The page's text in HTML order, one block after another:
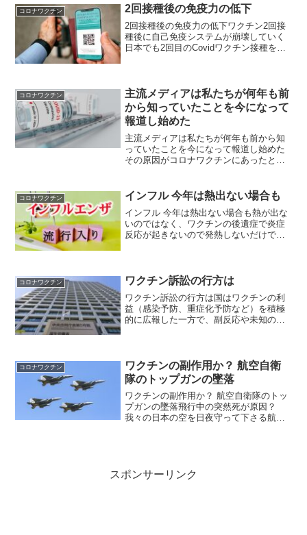
のこと」であると警告した。ピープル
ズ・ ボイス：元C...
コロナワクチン 2回接種後の免疫力の低下
2回接種後の免疫力の低下ワクチン2回接
種後に自己免疫システムが崩壊していく
日本でも2回目のCovidワクチン接種を終
人たちのうち...
コロナワクチン
主流メディアは私たちが何年も前
から知っていたことを今になって
報道し始めた
主流メディアは私たちが何年も前から知
っていたことを今になって報道し始めた
その原因がコロナワクチンにあったと認
記事は広く出回っていたのに、あんたた
ちは、意図的に何...
コロナワクチン インフル 今年は熱出ない場合も
インフル 今年は熱出ない場合も熱が出な
いのではなく、ワクチンの後遺症で炎症
反応が起きないので発熱しないだけで、
国で流行期に入った...
コロナワクチン ワクチン訴訟の行方は
ワクチン訴訟の行方は国はワクチンの利
益（感染予防、重症化予防など）を積極
的に広報した一方で、副反応や未知のリ
性は、司法試験に合格...
コロナワクチン
ワクチンの副作用か？ 航空自衛
隊のトップガンの墜落￼
ワクチンの副作用か？ 航空自衛隊のトッ
プガンの墜落飛行中の突然死が原因？
我々の日本の空を日夜守って下さる航空
スポンサーリンク